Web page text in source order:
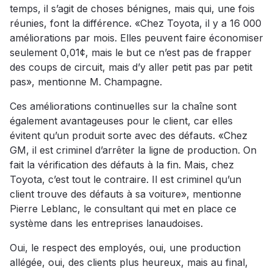
temps, il s’agit de choses bénignes, mais qui, une fois
réunies, font la différence. «Chez Toyota, il y a 16 000
améliorations par mois. Elles peuvent faire économiser
seulement 0,01¢, mais le but ce n’est pas de frapper
des coups de circuit, mais d’y aller petit pas par petit
pas», mentionne M. Champagne.
Ces améliorations continuelles sur la chaîne sont
également avantageuses pour le client, car elles
évitent qu’un produit sorte avec des défauts. «Chez
GM, il est criminel d’arrêter la ligne de production. On
fait la vérification des défauts à la fin. Mais, chez
Toyota, c’est tout le contraire. Il est criminel qu’un
client trouve des défauts à sa voiture», mentionne
Pierre Leblanc, le consultant qui met en place ce
système dans les entreprises lanaudoises.
Oui, le respect des employés, oui, une production
allégée, oui, des clients plus heureux, mais au final,